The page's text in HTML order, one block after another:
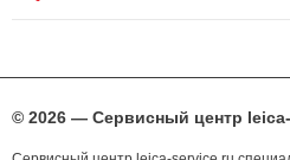
© 2026 — Сервисный центр